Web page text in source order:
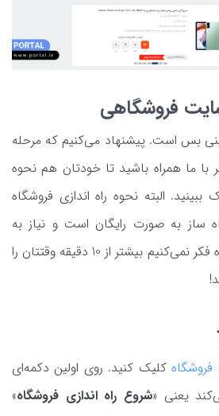
فروشگاهی
بس است. پیشنهاد می‌کنیم که مرحله
ما همراه باشید تا خودتان هم نحوه
البته نحوه راه اندازی فروشگاه
ساز به صورت رایگان است و نیاز به
پرداخت هزینه ندارید. تازه فکر نمی‌کنیم بیشتر از 10 دقیقه وقتتان را
کلیک کنید. روی اولین دکمه‌ای
یعنی «شروع راه اندازی فروشگاه»